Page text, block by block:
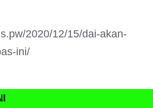
2020/12/15/dai-akan-
ini/